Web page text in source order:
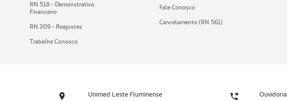
RN 518 - Demonstrativo
Financeiro
RN 309 - Reajustes
Trabalhe Conosco
Fale Conosco
Cancelamento (RN 561)
Unimed Leste Fluminense Ouvidoria